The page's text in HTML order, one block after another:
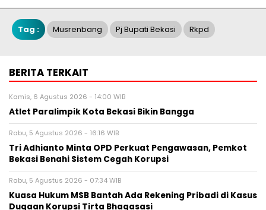
Tag : Musrenbang Pj Bupati Bekasi Rkpd
BERITA TERKAIT
Kamis, 6 Agustus 2026 - 14:00 WIB
Atlet Paralimpik Kota Bekasi Bikin Bangga
Rabu, 5 Agustus 2026 - 16:16 WIB
Tri Adhianto Minta OPD Perkuat Pengawasan, Pemkot
Bekasi Benahi Sistem Cegah Korupsi
Rabu, 5 Agustus 2026 - 07:34 WIB
Kuasa Hukum MSB Bantah Ada Rekening Pribadi di Kasus
Dugaan Korupsi Tirta Bhagasasi